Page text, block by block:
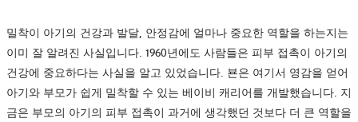
밀착이 아기의 건강과 발달, 안정감에 얼마나 중요한 역할을 하는지는
이미 잘 알려진 사실입니다. 1960년에도 사람들은 피부 접촉이 아기의
건강에 중요하다는 사실을 알고 있었습니다. 뵨은 여기서 영감을 얻어
아기와 부모가 쉽게 밀착할 수 있는 베이비 캐리어를 개발했습니다. 지
금은 부모의 아기의 피부 접촉이 과거에 생각했던 것보다 더 큰 역할을